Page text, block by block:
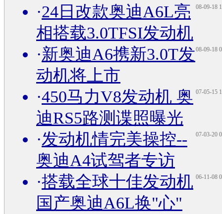
08-09-18
·24日改款奥迪A6L亮
相搭载3.0TFSI发动机
08-09-18
·新奥迪A6携新3.0T发
动机将上市
07-05-15
·450马力V8发动机 奥
迪RS5路测谍照曝光
07-03-20
·发动机情完美操控--
奥迪A4试驾者专访
06-11-08
·搭载全球十佳发动机
国产奥迪A6L换"心"